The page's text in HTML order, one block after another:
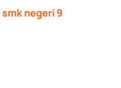
smk negeri 9